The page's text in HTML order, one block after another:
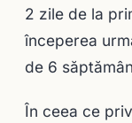
2 zile de la
începerea
de 6
În ceea ce